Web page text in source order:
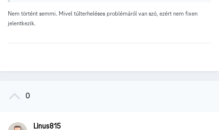
Nem történt semmi. Mivel túlterheléses problémáról van szó, ezért nem fixen
jelentkezik.
0
Linus815